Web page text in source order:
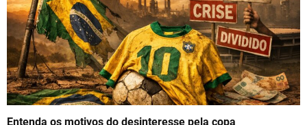
Entenda os motivos do desinteresse pela copa